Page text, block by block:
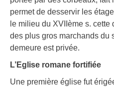
permet de desservir les
le milieu du XVIIème s. cette
des plus gros marchands du
demeure est privée.
L’Eglise romane fortifiée
Une première église fut